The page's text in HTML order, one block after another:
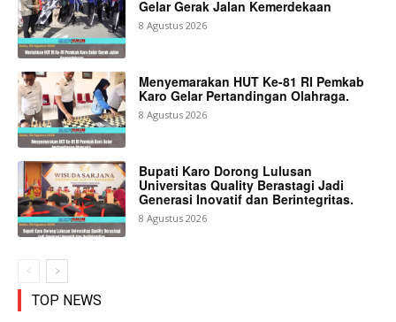
Gelar Gerak Jalan Kemerdekaan
8 Agustus 2026
Menyemarakan HUT Ke-81 RI Pemkab
Karo Gelar Pertandingan Olahraga.
8 Agustus 2026
Bupati Karo Dorong Lulusan
Universitas Quality Berastagi Jadi
Generasi Inovatif dan Berintegritas.
8 Agustus 2026
TOP NEWS